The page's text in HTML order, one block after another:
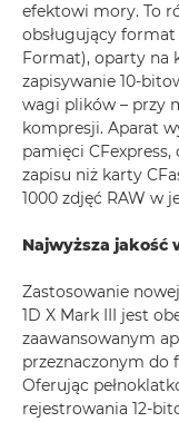
efektowi mory. To
obsługujący
Format), oparty na
zapisywanie 10-
wagi plików – przy
kompresji. Aparat
pamięci
zapisu niż karty
1000 zdjęć RAW w
Najwyższa jakość
Zastosowanie
1D X Mark III jest
zaawansowanym
przeznaczonym do
Oferując
rejestrowania 12-